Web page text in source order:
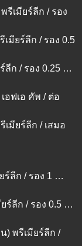
รีเมียร์ลีก / รอง
เมียร์ลีก / รอง 0.5
ลีก / รอง 0.25 …
เอฟเอ คัพ / ต่อ
เมียร์ลีก / เสมอ
ร์ลีก / รอง 1 …
ยร์ลีก / รอง 0.5 …
) พรีเมียร์ลีก /